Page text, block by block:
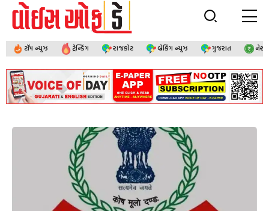
ટૉપ ન્યૂઝ ટ્રેન્ડિંગ રાજકોટ બ્રેકિંગ ન્યૂઝ ગુજરાત